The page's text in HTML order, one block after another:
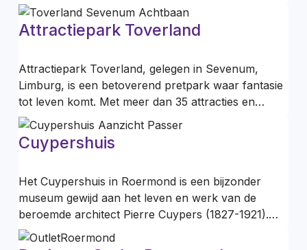
Attractiepark Toverland
Attractiepark Toverland, gelegen in Sevenum,
Limburg, is een betoverend pretpark waar fantasie
tot leven komt. Met meer dan 35 attracties en…
Cuypershuis
Het Cuypershuis in Roermond is een bijzonder
museum gewijd aan het leven en werk van de
beroemde architect Pierre Cuypers (1827-1921).…